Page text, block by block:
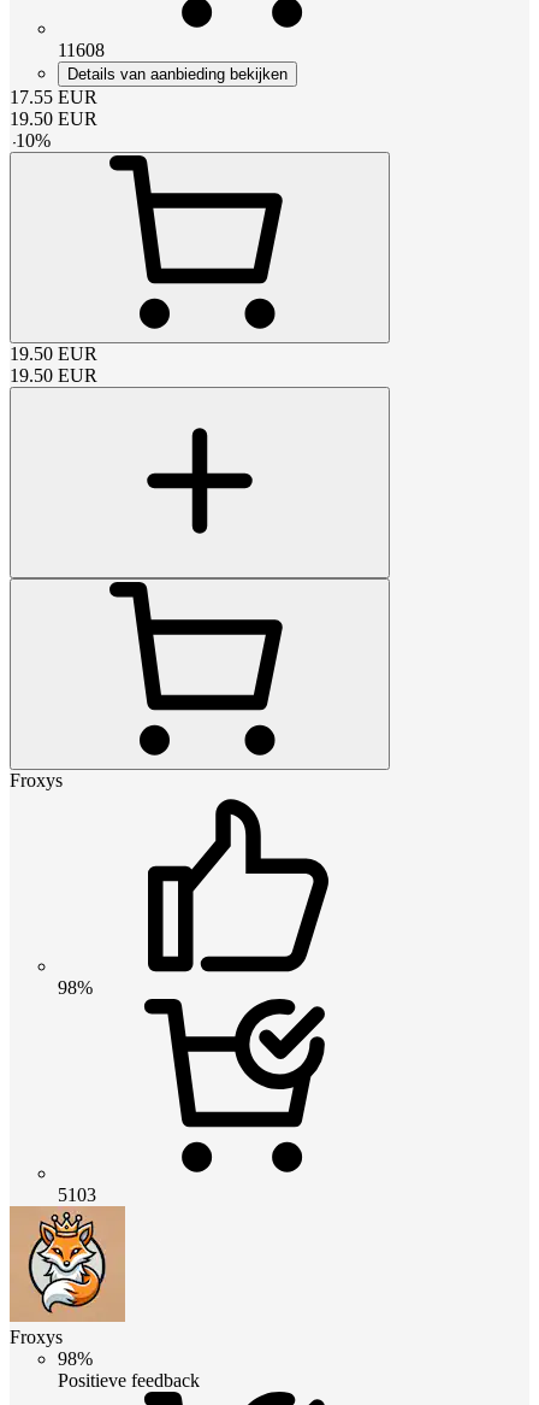
11608
Details van aanbieding bekijken
17.55 EUR
19.50 EUR
-10%
19.50 EUR
19.50 EUR
Froxys
98%
5103
Froxys
98%
Positieve feedback